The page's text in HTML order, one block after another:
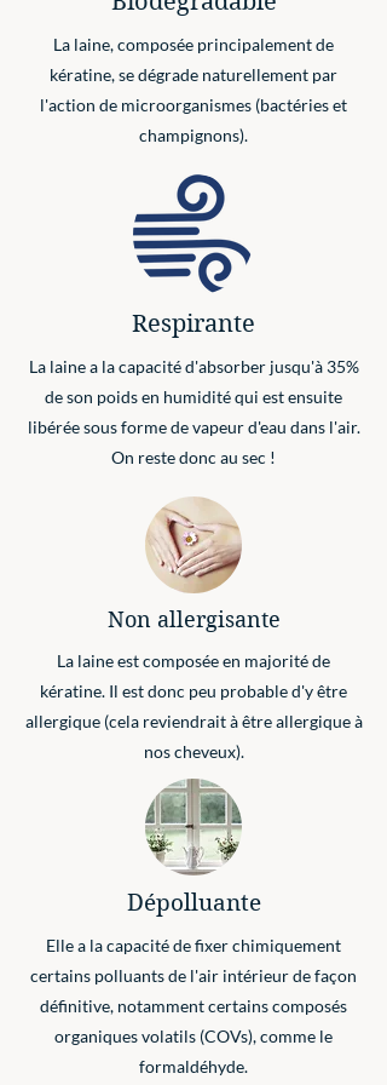
La laine, composée principalement de
kératine, se dégrade naturellement par
l'action de microorganismes (bactéries et
champignons).
Respirante
La laine a la capacité d'absorber jusqu'à 35%
de son poids en humidité qui est ensuite
libérée sous forme de vapeur d'eau dans l'air.
On reste donc au sec !
Non allergisante
La laine est composée en majorité de
kératine. Il est donc peu probable d'y être
allergique (cela reviendrait à être allergique à
nos cheveux).
Dépolluante
Elle a la capacité de fixer chimiquement
certains polluants de l'air intérieur de façon
définitive, notamment certains composés
organiques volatils (COVs), comme le
formaldéhyde.